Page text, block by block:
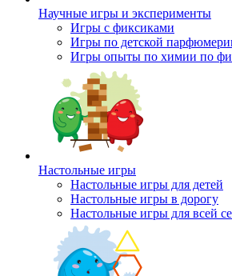
Научные игры и эксперименты
Игры с фиксиками
Игры по детской
Игры опыты по химии по
Настольные игры
Настольные игры для детей
Настольные игры в дорогу
Настольные игры для всей